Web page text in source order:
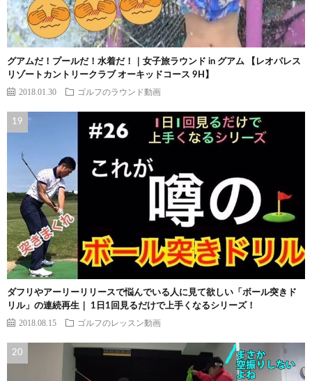
グアムだ！プールだ！水着だ！｜女子旅ラウンド in グアム 【レオパレス
リゾートカントリークラブ オーキッドコース 9H】
2018.01.30 ゴルフのラウンド動画
ダフリやアーリーリリースで悩んでいる人に見て欲しい「ボール突きド
リル」の連続再生｜ 1日1回見るだけで上手くなるシリーズ！
2018.08.15 ゴルフのレッスン動画